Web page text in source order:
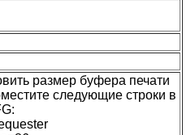
размер буфера печати
следующие строки в